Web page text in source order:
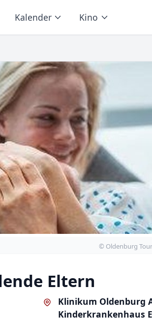
Kalender Kino
© Oldenburg
Eltern
Klinikum Oldenburg
Kinderkrankenhaus